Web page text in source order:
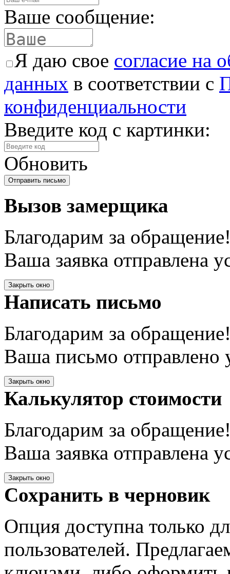
Ваше сообщение:
Я даю свое согласие на
данных в соответствии с
конфиденциальности
Введите код с картинки:
Обновить
Вызов замерщика
Благодарим за
Ваша заявка отправлена
Закрыть окно
Написать письмо
Благодарим за
Ваша письмо отправлено
Закрыть окно
Калькулятор стоимости
Благодарим за
Ваша заявка отправлена
Закрыть окно
Сохранить в черновик
Опция доступна только
пользователей.